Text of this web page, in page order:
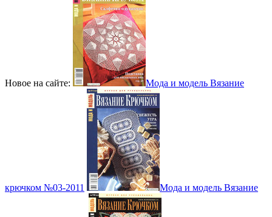
Новое на сайте: Мода и модель Вязание
крючком №03-2011 Мода и модель Вязание